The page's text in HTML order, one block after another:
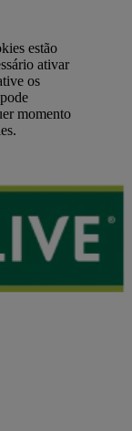
estão
ativar
os
momento